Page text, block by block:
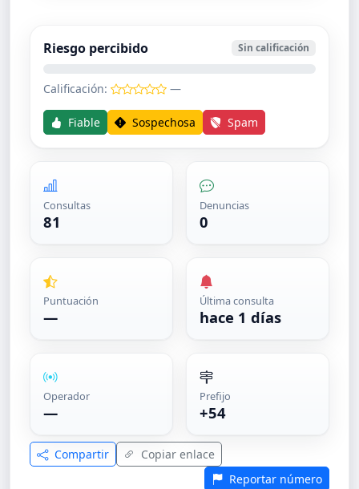
Riesgo percibido Sin calificación
Calificación: —
Fiable Sospechosa Spam
Consultas
81
Denuncias
0
Puntuación
—
Última consulta
hace 1 días
Operador
—
Prefijo
+54
Compartir
Copiar enlace
Reportar número